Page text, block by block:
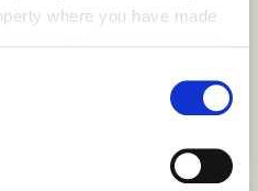
where you have made
personal data is processed
buon bicchiere di vino,